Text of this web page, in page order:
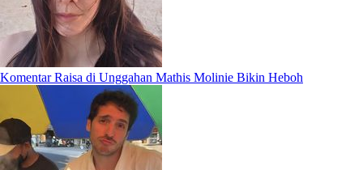
Komentar Raisa di Unggahan Mathis Molinie Bikin Heboh